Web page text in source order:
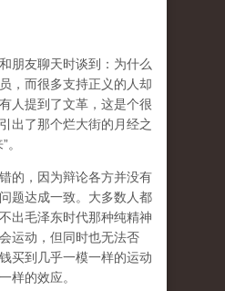
和朋友聊天时谈到：为什么
，而很多支持正义的人却
人提到了文革，这是个很
出了那个烂大街的月经之
的，因为辩论各方并没有
题达成一致。大多数人都
出毛泽东时代那种纯精神
运动，但同时也无法否
买到几乎一模一样的运动
样的效应。